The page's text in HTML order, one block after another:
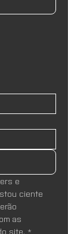
e
ciente
site. *